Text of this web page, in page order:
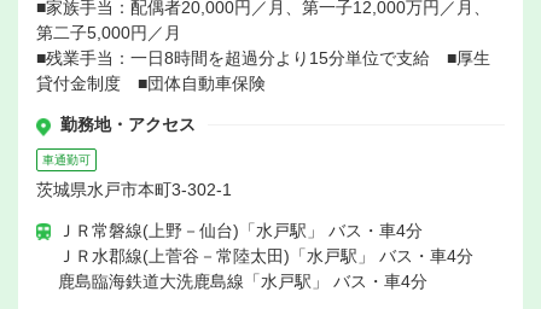
■家族手当：配偶者20,000円／月、第一子12,000万円／月、
第二子5,000円／月
■残業手当：一日8時間を超過分より15分単位で支給 ■厚生
貸付金制度 ■団体自動車保険
勤務地・アクセス
車通勤可
茨城県水戸市本町3-302-1
ＪＲ常磐線(上野－仙台)「水戸駅」 バス・車4分
ＪＲ水郡線(上菅谷－常陸太田)「水戸駅」 バス・車4分
鹿島臨海鉄道大洗鹿島線「水戸駅」 バス・車4分